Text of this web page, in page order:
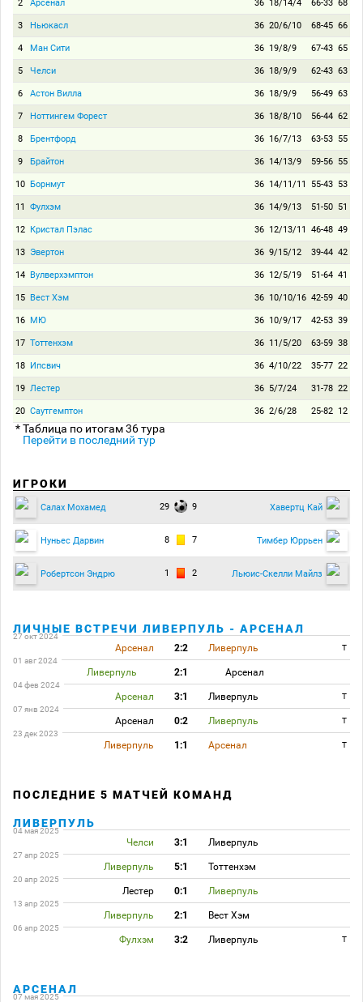
2 Арсенал 36 18/14/4 66-33 68
3 Ньюкасл 36 20/6/10 68-45 66
4 Ман Сити 36 19/8/9 67-43 65
5 Челси 36 18/9/9 62-43 63
6 Астон Вилла 36 18/9/9 56-49 63
7 Ноттингем Форест 36 18/8/10 56-44 62
8 Брентфорд 36 16/7/13 63-53 55
9 Брайтон 36 14/13/9 59-56 55
10 Борнмут 36 14/11/11 55-43 53
11 Фулхэм 36 14/9/13 51-50 51
12 Кристал Пэлас 36 12/13/11 46-48 49
13 Эвертон 36 9/15/12 39-44 42
14 Вулверхэмптон 36 12/5/19 51-64 41
15 Вест Хэм 36 10/10/16 42-59 40
16 МЮ 36 10/9/17 42-53 39
17 Тоттенхэм 36 11/5/20 63-59 38
18 Ипсвич 36 4/10/22 35-77 22
19 Лестер 36 5/7/24 31-78 22
20 Саутгемптон 36 2/6/28 25-82 12
* Таблица по итогам 36 тура
Перейти в последний тур
ИГРОКИ
Салах Мохамед 29 9 Хавертц Кай
Нуньес Дарвин 8 7 Тимбер Юррьен
Робертсон Эндрю 1 2 Льюис-Скелли Майлз
ЛИЧНЫЕ ВСТРЕЧИ ЛИВЕРПУЛЬ - АРСЕНАЛ
27 окт 2024
Арсенал 2:2 Ливерпуль
T
01 авг 2024
Ливерпуль 2:1 Арсенал
04 фев 2024
Арсенал 3:1 Ливерпуль
T
07 янв 2024
Арсенал 0:2 Ливерпуль
T
23 дек 2023
Ливерпуль 1:1 Арсенал T
ПОСЛЕДНИЕ 5 МАТЧЕЙ КОМАНД
ЛИВЕРПУЛЬ
04 мая 2025
Челси 3:1 Ливерпуль
27 апр 2025
Ливерпуль 5:1 Тоттенхэм
20 апр 2025
Лестер 0:1 Ливерпуль
13 апр 2025
Ливерпуль 2:1 Вест Хэм
06 апр 2025
Фулхэм 3:2 Ливерпуль T
АРСЕНАЛ
07 мая 2025